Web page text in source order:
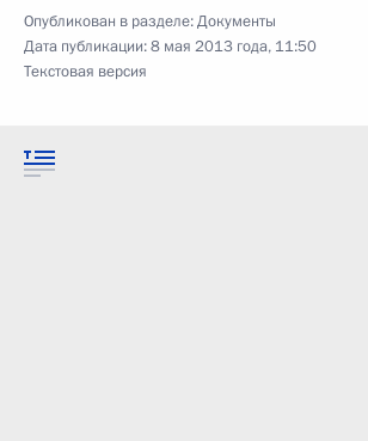
Опубликован в разделе:Документы
Дата публикации:8 мая 2013 года, 11:50
Текстовая версия